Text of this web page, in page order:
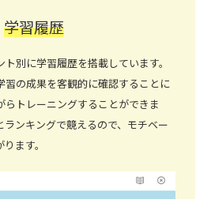
学習履歴
別に学習履歴を搭載しています。
習の成果を客観的に確認することに
らトレーニングすることができま
ランキングで競えるので、モチベー
ます。